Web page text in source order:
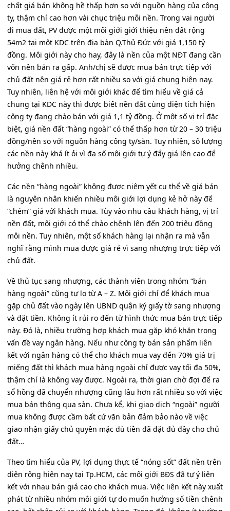
chất giá bán không hề thấp hơn so với nguồn hàng của công
ty, thậm chí cao hơn vài chục triệu mỗi nền. Trong vai người
đi mua đất, PV được một môi giới giới thiệu nền đất rộng
54m2 tại một KDC trên địa bàn Q.Thủ Đức với giá 1,150 tỷ
đồng. Môi giới này cho hay, đây là nền của một NĐT đang cần
vốn nên bán ra gấp. Anh/chị sẽ được mua bán trực tiếp với
chủ đất nên giá rẻ hơn rất nhiều so với giá chung hiện nay.
Tuy nhiên, liên hệ với môi giới khác để tìm hiểu về giá cả
chung tại KDC này thì được biết nền đất cùng diện tích hiện
công ty đang chào bán với giá 1,1 tỷ đồng. Ở một số vị trí đặc
biệt, giá nền đất “hàng ngoài” có thể thấp hơn từ 20 – 30 triệu
đồng/nền so với nguồn hàng công ty/sàn. Tuy nhiên, số lượng
các nền này khá ít ỏi vì đa số môi giới tự ý đẩy giá lên cao để
hưởng chênh nhiều.
Các nền “hàng ngoài” không được niêm yết cụ thể về giá bán
là nguyên nhân khiến nhiều môi giới lợi dụng kẻ hở này để
“chém” giá với khách mua. Tùy vào nhu cầu khách hàng, vị trí
nền đất, môi giới có thể chào chênh lên đến 200 triệu đồng
mỗi nền. Tuy nhiên, một số khách hàng lại nhận ra mà vẫn
nghĩ rằng mình mua được giá rẻ vì sang nhượng trực tiếp với
chủ đất.
Về thủ tục sang nhượng, các thành viên trong nhóm “bán
hàng ngoài” cũng tự lo từ A – Z. Môi giới chỉ để khách mua
gặp chủ đất vào ngày lên UBND quận ký giấy tờ sang nhượng
và đặt tiền. Không ít rủi ro đến từ hình thức mua bán trực tiếp
này. Đó là, nhiều trường hợp khách mua gặp khó khăn trong
vấn đề vay ngân hàng. Nếu như công ty bán sản phẩm liên
kết với ngân hàng có thể cho khách mua vay đến 70% giá trị
miếng đất thì khách mua hàng ngoài chỉ được vay tối đa 50%,
thậm chí là không vay được. Ngoài ra, thời gian chờ đợi để ra
sổ hồng đã chuyển nhượng cũng lâu hơn rất nhiều so với việc
mua bán thông qua sàn. Chưa kể, khi giao dịch “ngoài” người
mua không được cầm bất cứ văn bản đảm bảo nào về việc
giao nhận giấy chủ quyền mặc dù tiền đã đặt đủ đầy cho chủ
đất…
Theo tìm hiểu của PV, lợi dụng thực tế “nóng sốt” đất nền trên
diện rộng hiện nay tại Tp.HCM, các môi giới BĐS đã tự ý liên
kết với nhau bán giá cao cho khách mua. Việc liên kết này xuất
phát từ nhiều nhóm môi giới tự do muốn hưởng số tiền chênh